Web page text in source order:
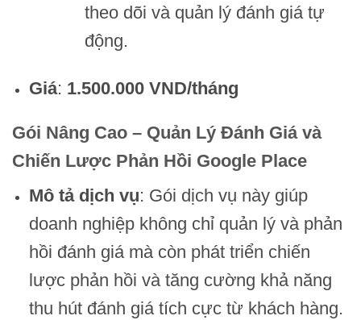
theo dõi và quản lý đánh giá tự
động.
Giá: 1.500.000 VND/tháng
Gói Nâng Cao – Quản Lý Đánh Giá và
Chiến Lược Phản Hồi Google Place
Mô tả dịch vụ: Gói dịch vụ này giúp
doanh nghiệp không chỉ quản lý và phản
hồi đánh giá mà còn phát triển chiến
lược phản hồi và tăng cường khả năng
thu hút đánh giá tích cực từ khách hàng.